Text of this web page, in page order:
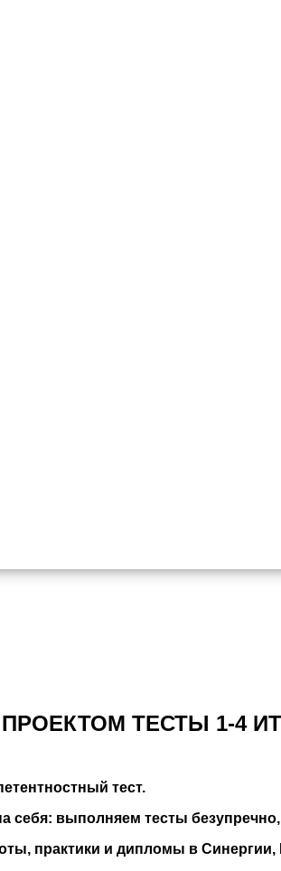
ТЕСТЫ 1-4
тест.
выполняем тесты
практики и дипломы в